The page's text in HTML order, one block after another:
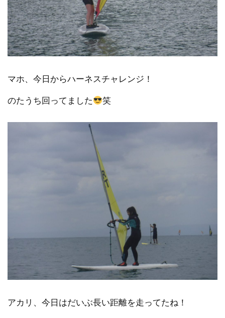
マホ、今日からハーネスチャレンジ！
のたうち回ってました
笑
アカリ、今日はだいぶ長い距離を走ってたね！